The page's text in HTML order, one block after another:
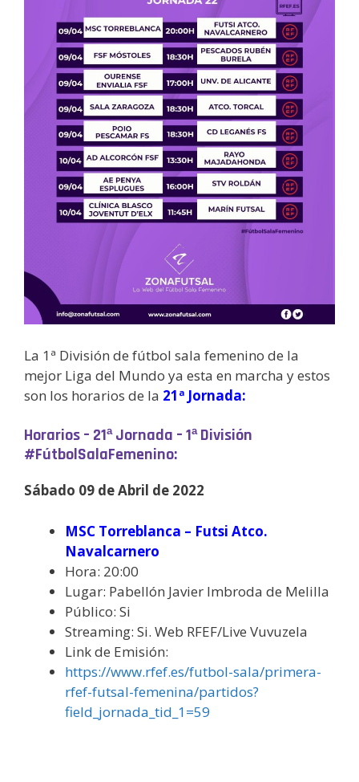
La 1ª División de fútbol sala femenino de la
mejor Liga del Mundo ya esta en marcha y estos
son los horarios de la 21ª Jornada:
Horarios – 21ª Jornada – 1ª División
#FútbolSalaFemenino:
Sábado 09 de Abril de 2022
MSC Torreblanca – Futsi Atco.
Navalcarnero
Hora: 20:00
Lugar: Pabellón Javier Imbroda de Melilla
Público: Si
Streaming: Si. Web RFEF/Live Vuvuzela
Link de Emisión:
https://www.rfef.es/futbol-sala/primera-
rfef-futsal-femenina/partidos?
field_jornada_tid_1=59